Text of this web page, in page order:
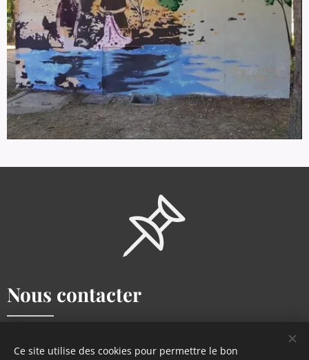
Nous contacter
Ce site utilise des cookies pour permettre le bon